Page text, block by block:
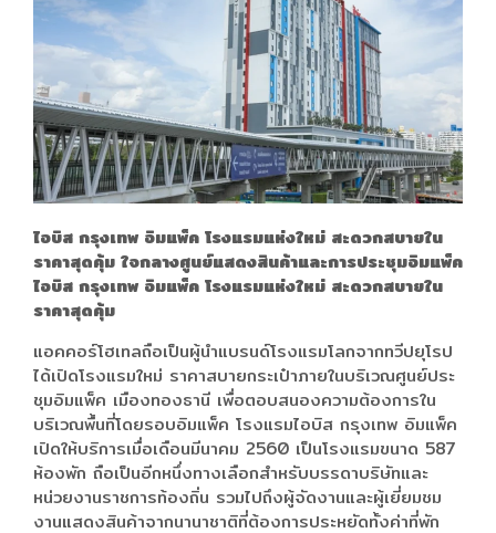
ไอบิส กรุงเทพ อิมแพ็ค โรงแรมแห่งใหม่ สะดวกสบายใน
ราคาสุดคุ้ม ใจกลางศูนย์แสดงสินค้าและการประชุมอิมแพ็ค
ไอบิส กรุงเทพ อิมแพ็ค โรงแรมแห่งใหม่ สะดวกสบายใน
ราคาสุดคุ้ม
แอคคอร์โฮเทลถือเป็นผู้นำแบรนด์โรงแรมโลกจากทวีปยุโรป
ได้เปิดโรงแรมใหม่ ราคาสบายกระเป๋าภายในบริเวณศูนย์ประ
ชุมอิมแพ็ค เมืองทองธานี เพื่อตอบสนองความต้องการใน
บริเวณพื้นที่โดยรอบอิมแพ็ค โรงแรมไอบิส กรุงเทพ อิมแพ็ค
เปิดให้บริการเมื่อเดือนมีนาคม 2560 เป็นโรงแรมขนาด 587
ห้องพัก ถือเป็นอีกหนึ่งทางเลือกสำหรับบรรดาบริษัทและ
หน่วยงานราชการท้องถิ่น รวมไปถึงผู้จัดงานและผู้เยี่ยมชม
งานแสดงสินค้าจากนานาชาติที่ต้องการประหยัดทั้งค่าที่พัก